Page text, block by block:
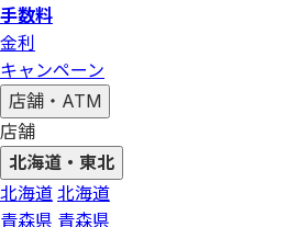
手数料
金利
キャンペーン
店舗・ATM
店舗
北海道・東北
北海道 北海道
青森県 青森県